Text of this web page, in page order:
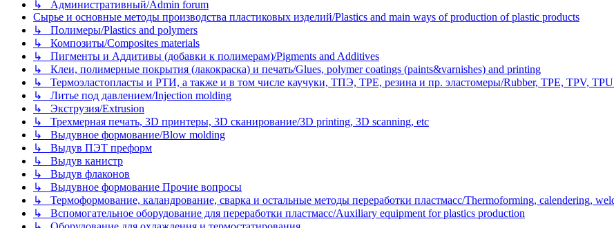
↳ Административный/Admin forum
Сырье и основные методы производства пластиковых изделий/Plastics and main ways of production of plastic products
↳ Полимеры/Plastics and polymers
↳ Композиты/Сomposites materials
↳ Пигменты и Аддитивы (добавки к полимерам)/Pigments and Additives
↳ Клеи, полимерные покрытия (лакокраска) и печать/Glues, polymer coatings (paints&varnishes) and printing
↳ Термоэластопласты и РТИ, а также и в том числе каучуки, ТПЭ, TPE, резина и пр. эластомеры/Rubber, TPE, TPV, TPU
↳ Литье под давлением/Injection molding
↳ Экструзия/Extrusion
↳ Трехмерная печать, 3D принтеры, 3D сканирование/3D printing, 3D scanning, etc
↳ Выдувное формование/Blow molding
↳ Выдув ПЭТ преформ
↳ Выдув канистр
↳ Выдув флаконов
↳ Выдувное формование Прочие вопросы
↳ Термоформование, каландрование, сварка и остальные методы переработки пластмасс/Thermoforming, calendering,
↳ Вспомогательное оборудование для переработки пластмасс/Auxiliary equipment for plastics production